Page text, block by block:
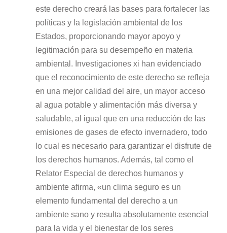
este derecho creará las bases para fortalecer las
políticas y la legislación ambiental de los
Estados, proporcionando mayor apoyo y
legitimación para su desempeño en materia
ambiental. Investigaciones xi han evidenciado
que el reconocimiento de este derecho se refleja
en una mejor calidad del aire, un mayor acceso
al agua potable y alimentación más diversa y
saludable, al igual que en una reducción de las
emisiones de gases de efecto invernadero, todo
lo cual es necesario para garantizar el disfrute de
los derechos humanos. Además, tal como el
Relator Especial de derechos humanos y
ambiente afirma, «un clima seguro es un
elemento fundamental del derecho a un
ambiente sano y resulta absolutamente esencial
para la vida y el bienestar de los seres